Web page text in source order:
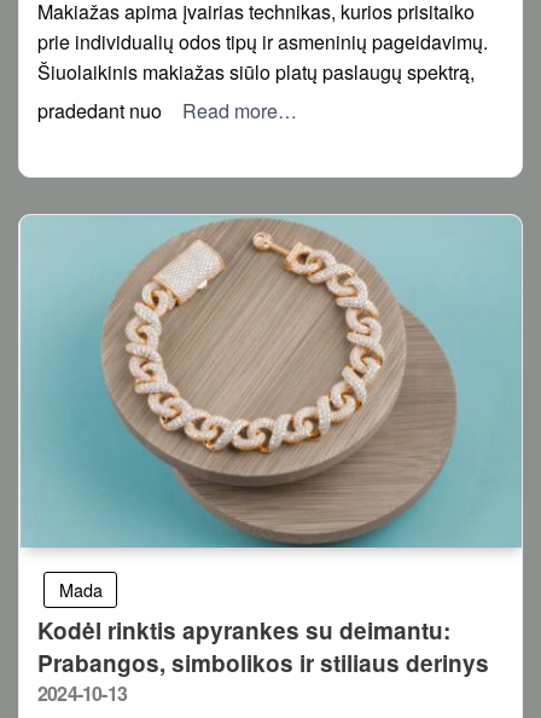
Makiažas apima įvairias technikas, kurios prisitaiko
prie individualių odos tipų ir asmeninių pageidavimų.
Šiuolaikinis makiažas siūlo platų paslaugų spektrą,
pradedant nuo
Read more…
Mada
Kodėl rinktis apyrankes su deimantu:
Prabangos, simbolikos ir stiliaus derinys
Posted
2024-10-13